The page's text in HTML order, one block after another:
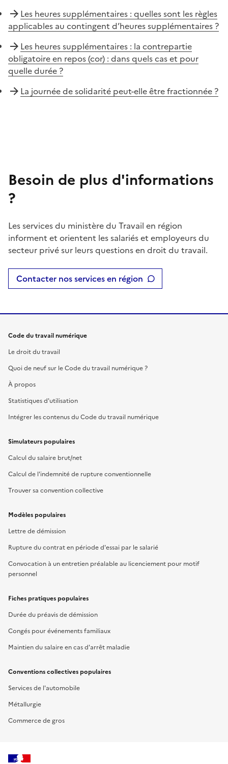
Les heures supplémentaires : quelles sont les règles
applicables au contingent d’heures supplémentaires ?
Les heures supplémentaires : la contrepartie
obligatoire en repos (cor) : dans quels cas et pour
quelle durée ?
La journée de solidarité peut-elle être fractionnée ?
Besoin de plus d'informations
?
Les services du ministère du Travail en région
informent et orientent les salariés et employeurs du
secteur privé sur leurs questions en droit du travail.
Contacter nos services en région
Code du travail numérique
Le droit du travail
Quoi de neuf sur le Code du travail numérique ?
À propos
Statistiques d'utilisation
Intégrer les contenus du Code du travail numérique
Simulateurs populaires
Calcul du salaire brut/net
Calcul de l'indemnité de rupture conventionnelle
Trouver sa convention collective
Modèles populaires
Lettre de démission
Rupture du contrat en période d'essai par le salarié
Convocation à un entretien préalable au licenciement pour motif
personnel
Fiches pratiques populaires
Durée du préavis de démission
Congés pour événements familiaux
Maintien du salaire en cas d'arrêt maladie
Conventions collectives populaires
Services de l'automobile
Métallurgie
Commerce de gros